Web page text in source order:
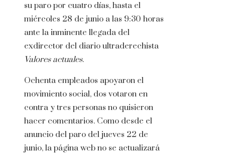
su paro por cuatro días, hasta el
miércoles 28 de junio a las 9:30 horas
ante la inminente llegada del
exdirector del diario ultraderechista
Valores actuales.
Ochenta empleados apoyaron el
movimiento social, dos votaron en
contra y tres personas no quisieron
hacer comentarios. Como desde el
anuncio del paro del jueves 22 de
junio, la página web no se actualizará